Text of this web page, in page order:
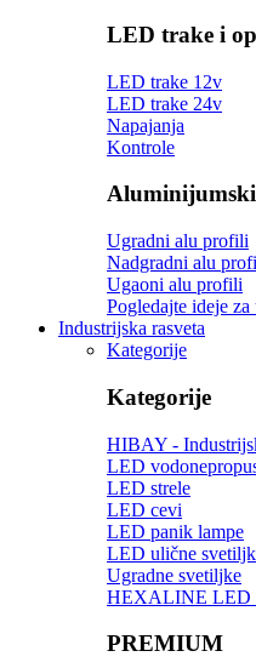
LED trake i
LED trake 12v
LED trake 24v
Napajanja
Kontrole
Ugradni alu profili
Nadgradni alu
Ugaoni alu profili
Pogledajte ideje za
Industrijska rasveta
Kategorije
Kategorije
HIBAY -
LED
LED strele
LED cevi
LED panik lampe
LED ulične
Ugradne svetiljke
HEXALINE LED
PREMIUM